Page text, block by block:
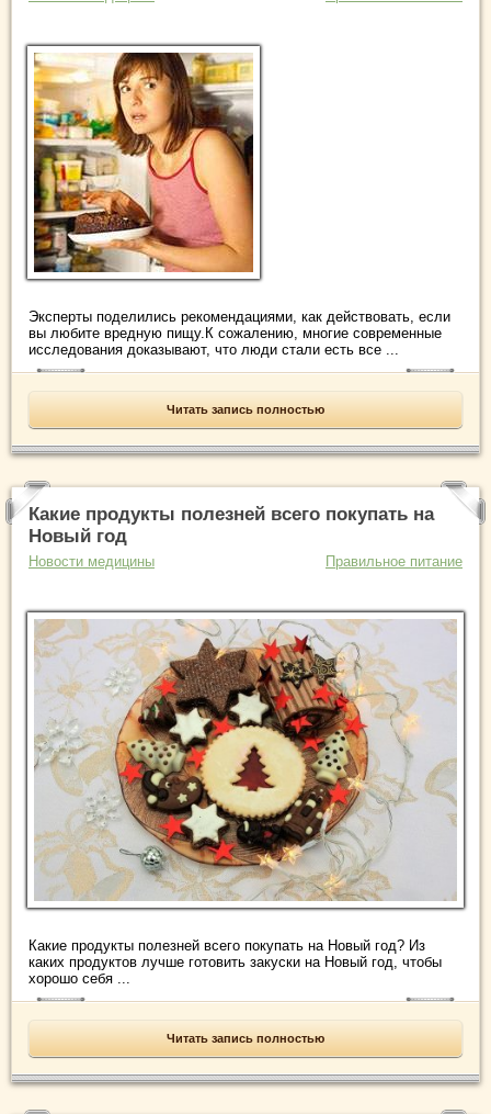
Эксперты поделились рекомендациями, как действовать, если
вы любите вредную пищу.К сожалению, многие современные
исследования доказывают, что люди стали есть все ...
Читать запись полностью
Какие продукты полезней всего покупать на
Новый год
Новости медицины Правильное питание
Какие продукты полезней всего покупать на Новый год? Из
каких продуктов лучше готовить закуски на Новый год, чтобы
хорошо себя ...
Читать запись полностью